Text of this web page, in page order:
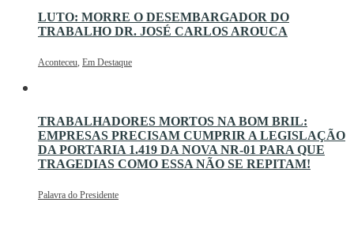
LUTO: MORRE O DESEMBARGADOR DO
TRABALHO DR. JOSÉ CARLOS AROUCA
Aconteceu, Em Destaque
TRABALHADORES MORTOS NA BOM BRIL:
EMPRESAS PRECISAM CUMPRIR A LEGISLAÇÃO
DA PORTARIA 1.419 DA NOVA NR-01 PARA QUE
TRAGEDIAS COMO ESSA NÃO SE REPITAM!
Palavra do Presidente